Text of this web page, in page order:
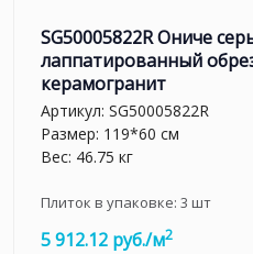
SG50005822R Ониче
лаппатированный
керамогранит
Артикул: SG50005822R
Размер: 119*60 см
Вес: 46.75 кг
Плиток в упаковке: 3 шт
5 912.12 руб./м2